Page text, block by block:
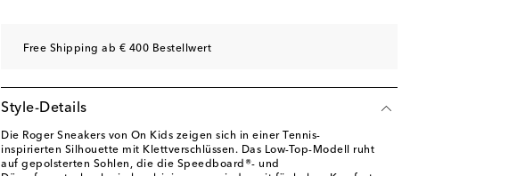
Free Shipping ab € 400 Bestellwert
Style-Details
Die Roger Sneakers von On Kids zeigen sich in einer Tennis-
inspirierten Silhouette mit Klettverschlüssen. Das Low-Top-Modell ruht
auf gepolsterten Sohlen, die die Speedboard®- und